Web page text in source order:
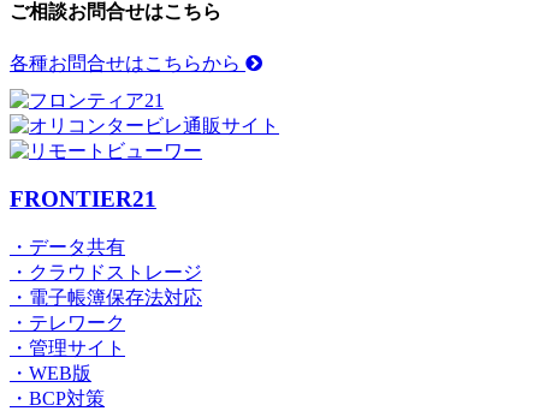
ご相談お問合せはこちら
各種お問合せはこちらから
FRONTIER21
・データ共有
・クラウドストレージ
・電子帳簿保存法対応
・テレワーク
・管理サイト
・WEB版
・BCP対策